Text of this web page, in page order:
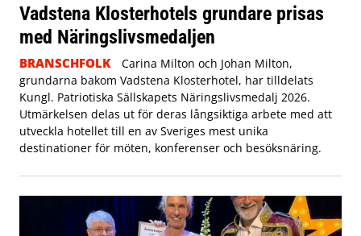
Vadstena Klosterhotels grundare prisas
med Näringslivsmedaljen
BRANSCHFOLK
Carina Milton och Johan Milton,
grundarna bakom Vadstena Klosterhotel, har tilldelats
Kungl. Patriotiska Sällskapets Näringslivsmedalj 2026.
Utmärkelsen delas ut för deras långsiktiga arbete med att
utveckla hotellet till en av Sveriges mest unika
destinationer för möten, konferenser och besöksnäring.